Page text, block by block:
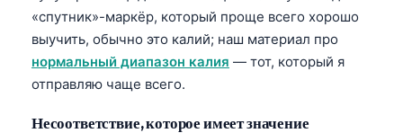
«спутник»-маркёр, который проще всего хорошо
выучить, обычно это калий; наш материал про
нормальный диапазон калия — тот, который я
отправляю чаще всего.
Несоответствие, которое имеет значение